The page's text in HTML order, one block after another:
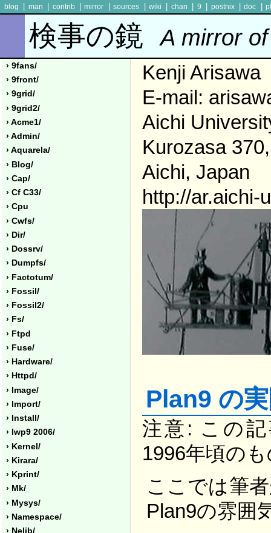
blog man contrib mirror sources wiki chan 9 postnix doc
検事の鏡 A mirror
› 9fans/
› 9front/
› 9grid/
› 9grid2/
› Acme1/
› Admin/
› Aquarela/
› Blog/
› Cap/
› Cf C33/
› Cpu
› Cwfs/
› Dir/
› Dossrv/
› Dumpfs/
› Factotum/
› Fossil/
› Fossil2/
› Fs/
› Ftpd
› Fuse/
› Hardware/
› Httpd/
› Image/
› Import/
› Install/
› Iwp9 2006/
› Kernel/
› Kirara/
› Kprint/
› Mk/
› Mysys/
› Namespace/
› Nelib/
Kenji Arisawa
E-mail:
Aichi
Kurozasa
Aichi, Japan
http://ar.aichi-
Plan9 の
注意: この
1996年頃の
ここでは筆
Plan9の雰囲